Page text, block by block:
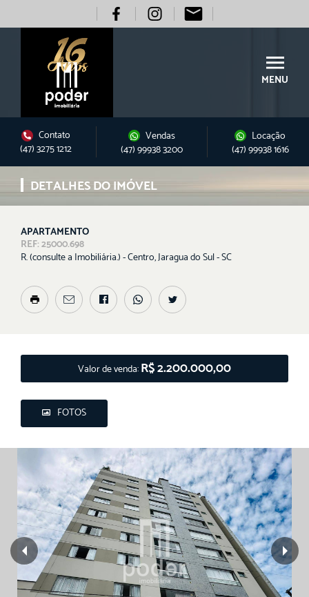
MENU
Contato
(47) 3275 1212
Vendas
(47) 99938 3200
Locação
(47) 99938 1616
DETALHES DO IMÓVEL
APARTAMENTO
REF: 25000.698
R. (consulte a Imobiliária.) - Centro, Jaragua do Sul - SC
FOTOS
Valor de venda:R$ 2.200.000,00